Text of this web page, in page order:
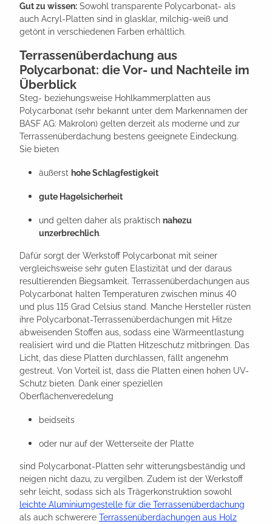
Gut zu wissen: Sowohl transparente Polycarbonat- als
auch Acryl-Platten sind in glasklar, milchig-weiß und
getönt in verschiedenen Farben erhältlich.
Terrassenüberdachung aus
Polycarbonat: die Vor- und Nachteile im
Überblick
Steg- beziehungsweise Hohlkammerplatten aus
Polycarbonat (sehr bekannt unter dem Markennamen der
BASF AG: Makrolon) gelten derzeit als moderne und zur
Terrassenüberdachung bestens geeignete Eindeckung.
Sie bieten
äußerst hohe Schlagfestigkeit
gute Hagelsicherheit
und gelten daher als praktisch nahezu
unzerbrechlich.
Dafür sorgt der Werkstoff Polycarbonat mit seiner
vergleichsweise sehr guten Elastizität und der daraus
resultierenden Biegsamkeit. Terrassenüberdachungen aus
Polycarbonat halten Temperaturen zwischen minus 40
und plus 115 Grad Celsius stand. Manche Hersteller rüsten
ihre Polycarbonat-Terrassenüberdachungen mit Hitze
abweisenden Stoffen aus, sodass eine Wärmeentlastung
realisiert wird und die Platten Hitzeschutz mitbringen. Das
Licht, das diese Platten durchlassen, fällt angenehm
gestreut. Von Vorteil ist, dass die Platten einen hohen UV-
Schutz bieten. Dank einer speziellen
Oberflächenveredelung
beidseits
oder nur auf der Wetterseite der Platte
sind Polycarbonat-Platten sehr witterungsbeständig und
neigen nicht dazu, zu vergilben. Zudem ist der Werkstoff
sehr leicht, sodass sich als Trägerkonstruktion sowohl
leichte Aluminiumgestelle für die Terrassenüberdachung
als auch schwerere Terrassenüberdachungen aus Holz